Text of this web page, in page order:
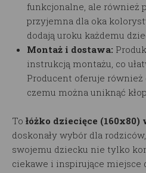
funkcjonalne, ale również
przyjemna dla oka
dodają uroku każdemu
Montaż i dostawa:
instrukcją montażu, co
Producent oferuje również
czemu można uniknąć
To łóżko dziecięce
doskonały wybór dla
swojemu dziecku nie tylko
ciekawe i inspirujące miejsce